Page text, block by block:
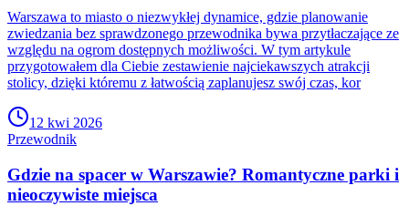
Warszawa to miasto o niezwykłej dynamice, gdzie planowanie
zwiedzania bez sprawdzonego przewodnika bywa przytłaczające ze
względu na ogrom dostępnych możliwości. W tym artykule
przygotowałem dla Ciebie zestawienie najciekawszych atrakcji
stolicy, dzięki któremu z łatwością zaplanujesz swój czas, kor
12 kwi 2026
Przewodnik
Gdzie na spacer w Warszawie? Romantyczne parki i
nieoczywiste miejsca